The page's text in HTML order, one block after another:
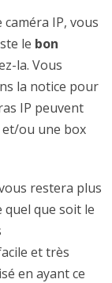
IP, vous
le bon
la. Vous
la notice pour
IP peuvent
ou une box
restera plus
quel que soit le
et très
en ayant ce